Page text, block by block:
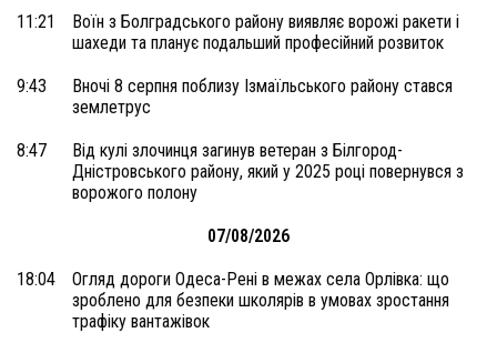
11:21
Воїн з Болградського району виявляє ворожі ракети і
шахеди та планує подальший професійний розвиток
9:43
Вночі 8 серпня поблизу Ізмаїльського району стався
землетрус
8:47
Від кулі злочинця загинув ветеран з Білгород-
Дністровського району, який у 2025 році повернувся з
ворожого полону
07/08/2026
18:04
Огляд дороги Одеса-Рені в межах села Орлівка: що
зроблено для безпеки школярів в умовах зростання
трафіку вантажівок